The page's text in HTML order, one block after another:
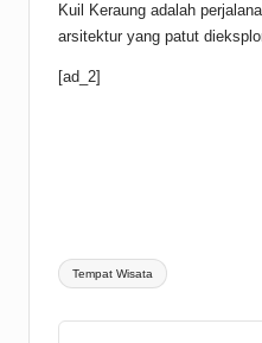
Kuil Keraung adalah
arsitektur yang patut
[ad_2]
Tags:
Tempat Wisata